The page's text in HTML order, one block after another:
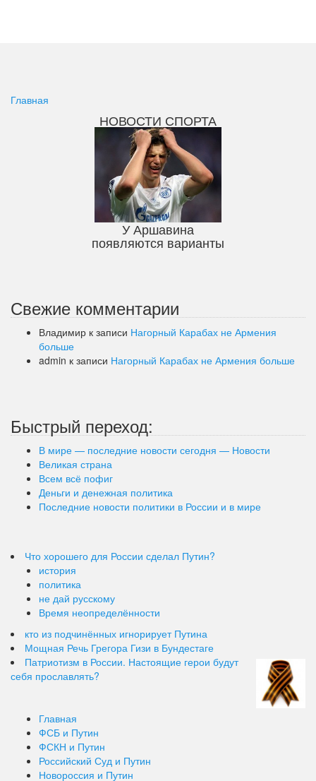
Главная
НОВОСТИ СПОРТА
У Аршавина
появляются варианты
Свежие комментарии
Владимир к записи Нагорный Карабах не Армения
больше
admin к записи Нагорный Карабах не Армения больше
Быстрый переход:
В мире — последние новости сегодня — Новости
Великая страна
Всем всё пофиг
Деньги и денежная политика
Последние новости политики в России и в мире
Что хорошего для России сделал Путин?
история
политика
не дай русскому
Время неопределённости
кто из подчинённых игнорирует Путина
Мощная Речь Грегора Гизи в Бундестаге
Патриотизм в России. Настоящие герои будут
себя прославлять?
Главная
ФСБ и Путин
ФСКН и Путин
Российский Суд и Путин
Новороссия и Путин